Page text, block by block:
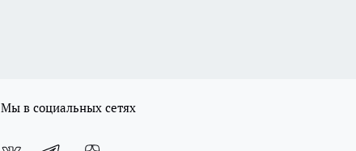
Мы в социальных сетях